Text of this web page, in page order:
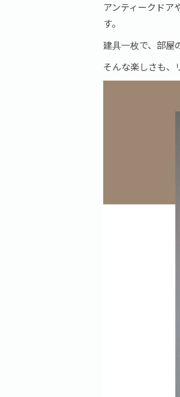
アンティークドア
す。
建具一枚で、部屋
そんな楽しさも、